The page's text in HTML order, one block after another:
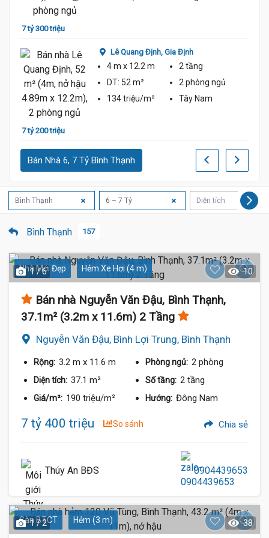
7 tỷ 300 triệu
7 tỷ 200 triệu
Lê Quang Định, Gia Định
4 m x 12.2 m
2 tầng
DT: 52 m² 2 phòng ngủ
134 triệu/m²
Tây Nam
Bán Nhà 6, 7 Tỷ Bình Thạnh
Bình Thạnh 6 – 7 Tỷ Diện tích
Bình Thạnh 157
Nhà Mới Đẹp Hẻm Xe Hơi (4 m)
1 / 6 10
Bán nhà Nguyễn Văn Đậu, Bình Thạnh,
37.1m² (3.2m x 11.6m) 2 Tầng
Nguyễn Văn Đậu, Bình Lợi Trung, Bình Thạnh
Rộng: 3.2 m x 11.6 m Phòng ngủ: 2 phòng
Diện tích: 37.1 m² Số tầng: 2 tầng
Giá/m²: 190 triệu/m² Hướng: Đông Nam
7 tỷ 400 triệu So sánh Chia sẻ
Thúy An BĐS 0904439653
Sàn BTCT Hẻm (3 m)
1 / 2 38